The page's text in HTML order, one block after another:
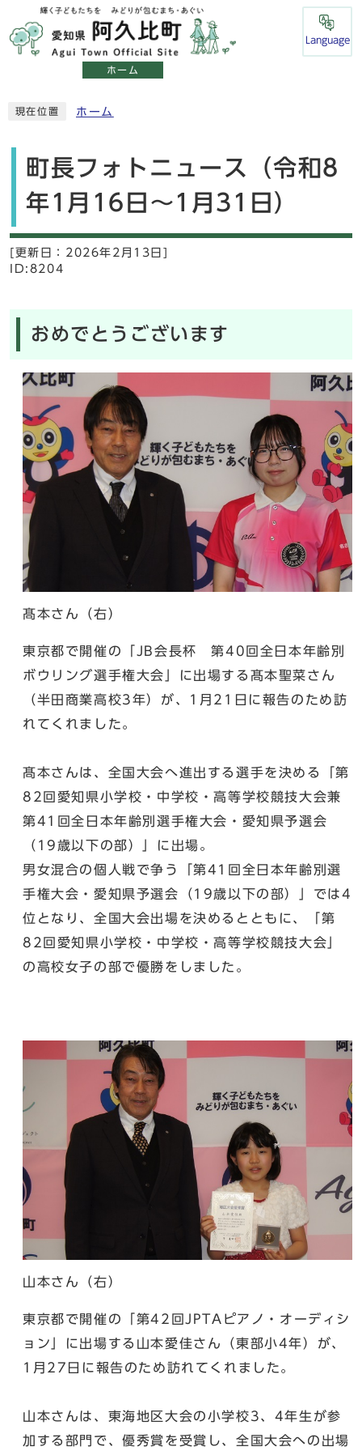
ホーム
Language
現在位置 ホーム
町長フォトニュース（令和8
年1月16日～1月31日）
[更新日： 2026年2月13日]
ID:8204
おめでとうございます
髙本さん（右）
東京都で開催の「JB会長杯 第40回全日本年齢別
ボウリング選手権大会」に出場する髙本聖菜さん
（半田商業高校3年）が、1月21日に報告のため訪
れてくれました。
髙本さんは、全国大会へ進出する選手を決める「第
82回愛知県小学校・中学校・高等学校競技大会兼
第41回全日本年齢別選手権大会・愛知県予選会
（19歳以下の部）」に出場。
男女混合の個人戦で争う「第41回全日本年齢別選
手権大会・愛知県予選会（19歳以下の部）」では4
位となり、全国大会出場を決めるとともに、「第
82回愛知県小学校・中学校・高等学校競技大会」
の高校女子の部で優勝をしました。
山本さん（右）
東京都で開催の「第42回JPTAピアノ・オーディシ
ョン」に出場する山本愛佳さん（東部小4年）が、
1月27日に報告のため訪れてくれました。
山本さんは、東海地区大会の小学校3、4年生が参
加する部門で、優秀賞を受賞し、全国大会への出場